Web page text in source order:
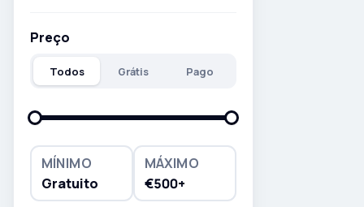
Preço
Todos Grátis Pago
MÍNIMO
Gratuito
MÁXIMO
€500+